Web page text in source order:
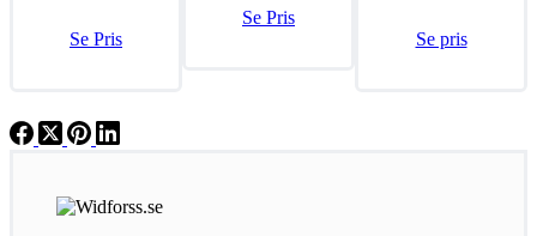
Se Pris
Se Pris
Se pris